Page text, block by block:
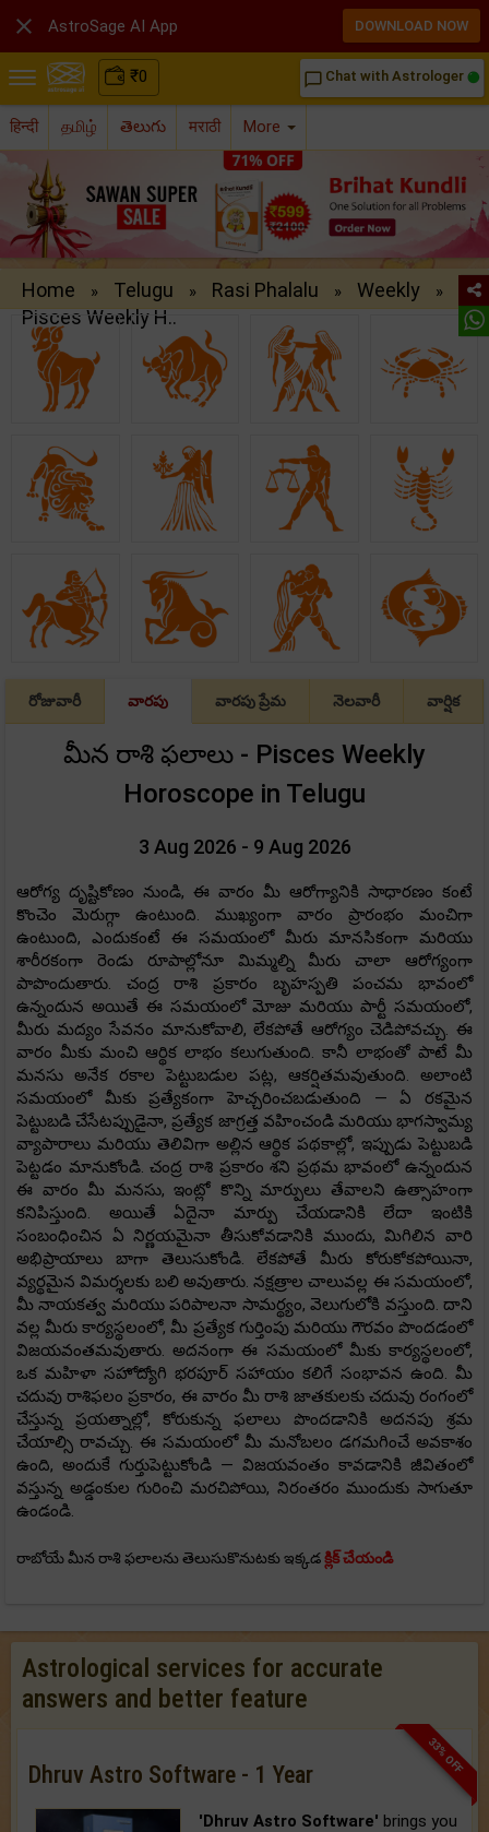
₹0 chat_bubble_outline Chat with Astrologer
हिन्दी தமிழ் తెలుగు मराठी More
Home » Telugu » Rasi Phalalu » Weekly »
Pisces Weekly H..
రోజువారీ వారపు వారపు ప్రేమ నెలవారీ వార్షిక
మీన రాశి ఫలాలు - Pisces Weekly
Horoscope in Telugu
3 Aug 2026 - 9 Aug 2026
ఆరోగ్య దృష్టికోణం నుండి, ఈ వారం మీ ఆరోగ్యానికి సాధారణం కంటే
కొంచెం మెరుగ్గా ఉంటుంది. ముఖ్యంగా వారం ప్రారంభం మంచిగా
ఉంటుంది, ఎందుకంటే ఈ సమయంలో మీరు మానసికంగా మరియు
శారీరకంగా రెండు రూపాల్లోనూ మిమ్మల్ని మీరు చాలా ఆరోగ్యంగా
పాపొందుతారు. చంద్ర రాశి ప్రకారం బృహస్పతి పంచమ భావంలో
ఉన్నందున అయితే ఈ సమయంలో మోజు మరియు పార్టీ సమయంలో,
మీరు మద్యం సేవనం మానుకోవాలి, లేకపోతే ఆరోగ్యం చెడిపోవచ్చు. ఈ
వారం మీకు మంచి ఆర్థిక లాభం కలుగుతుంది. కానీ లాభంతో పాటే మీ
మనసు అనేక రకాల పెట్టుబడుల పట్ల, ఆకర్షితమవుతుంది. అలాంటి
సమయంలో మీకు ప్రత్యేకంగా హెచ్చరించబడుతుంది — ఏ రకమైన
పెట్టుబడి చేసేటప్పుడైనా, ప్రత్యేక జాగ్రత్త వహించండి మరియు భాగస్వామ్య
వ్యాపారాలు మరియు తెలివిగా అల్లిన ఆర్థిక పథకాల్లో, ఇప్పుడు పెట్టుబడి
పెట్టడం మానుకోండి. చంద్ర రాశి ప్రకారం శని ప్రథమ భావంలో ఉన్నందున
ఈ వారం మీ మనసు, ఇంట్లో కొన్ని మార్పులు తేవాలని ఉత్సాహంగా
కనిపిస్తుంది. అయితే ఏదైనా మార్పు చేయడానికి లేదా ఇంటికి
సంబంధించిన ఏ నిర్ణయమైనా తీసుకోవడానికి ముందు, మిగిలిన వారి
అభిప్రాయాలు బాగా తెలుసుకోండి. లేకపోతే మీరు కోరుకోకపోయినా,
వ్యర్థమైన విమర్శలకు బలి అవుతారు. నక్షత్రాల చాలువల్ల ఈ సమయంలో,
మీ నాయకత్వ మరియు పరిపాలనా సామర్థ్యం, వెలుగులోకి వస్తుంది. దాని
వల్ల మీరు కార్యస్థలంలో, మీ ప్రత్యేక గుర్తింపు మరియు గౌరవం పొందడంలో
విజయవంతమవుతారు. అదనంగా ఈ సమయంలో మీకు కార్యస్థలంలో,
ఒక మహిళా సహోద్యోగి భరపూర్ సహాయం కలిగే సంభావన ఉంది. మీ
చదువు రాశిఫలం ప్రకారం, ఈ వారం మీ రాశి జాతకులకు చదువు రంగంలో
చేస్తున్న ప్రయత్నాల్లో, కోరుకున్న ఫలాలు పొందడానికి అదనపు శ్రమ
చేయాల్సి రావచ్చు. ఈ సమయంలో మీ మనోబలం డగమగించే అవకాశం
ఉంది, అందుకే గుర్తుపెట్టుకోండి — విజయవంతం కావడానికి జీవితంలో
వస్తున్న అడ్డంకుల గురించి మరచిపోయి, నిరంతరం ముందుకు సాగుతూ
ఉండండి.
రాబోయే మీన రాశి ఫలాలను తెలుసుకొనుటకు ఇక్కడక్లిక్ చేయండి
Astrological services for accurate
answers and better feature
33% OFF
Dhruv Astro Software - 1 Year
'Dhruv Astro Software' brings you
 AstroSage AI App DOWNLOAD NOW